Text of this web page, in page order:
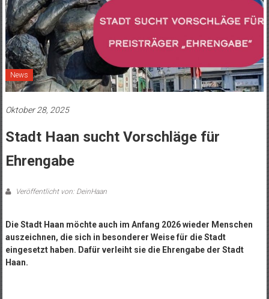
News
Oktober 28, 2025
Stadt Haan sucht Vorschläge für
Ehrengabe
Veröffentlicht von: DeinHaan
Die Stadt Haan möchte auch im Anfang 2026 wieder Menschen
auszeichnen, die sich in besonderer Weise für die Stadt
eingesetzt haben. Dafür verleiht sie die Ehrengabe der Stadt
Haan.